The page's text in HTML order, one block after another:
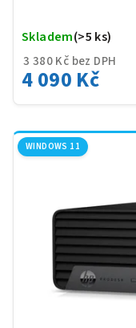
3 380 Kč bez DPH
4 090 Kč
Skladem(>5 ks)
WINDOWS 11